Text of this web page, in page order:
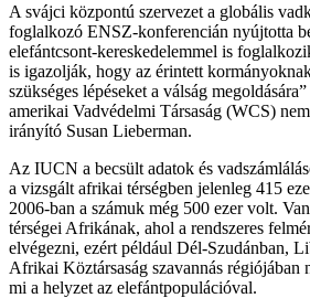
A svájci központú szervezet a globális
foglalkozó ENSZ-konferencián nyújtotta
elefántcsont-kereskedelemmel is
is igazolják, hogy az érintett
szükséges lépéseket a válság
amerikai Vadvédelmi Társaság (WCS)
irányító Susan Lieberman.
Az IUCN a becsült adatok és
a vizsgált afrikai térségben jelenleg 415
2006-ban a számuk még 500 ezer volt.
térségei Afrikának, ahol a rendszeres
elvégezni, ezért például Dél-Szudánban,
Afrikai Köztársaság szavannás régiójában
mi a helyzet az elefántpopulációval.